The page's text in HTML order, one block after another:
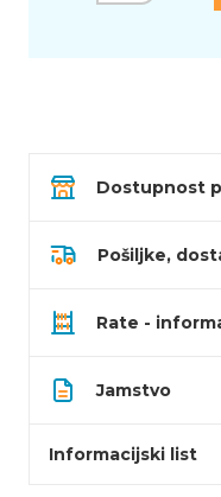
Dostupnost
Pošiljke,
Rate -
Jamstvo
Informacijski list